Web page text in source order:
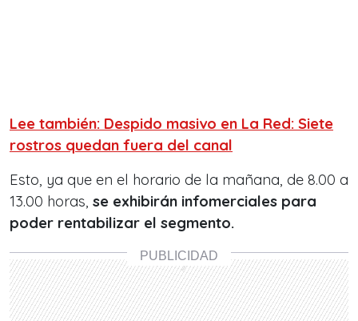
Lee también: Despido masivo en La Red: Siete
rostros quedan fuera del canal
Esto, ya que en el horario de la mañana, de 8.00 a
13.00 horas, se exhibirán infomerciales para
poder rentabilizar el segmento.